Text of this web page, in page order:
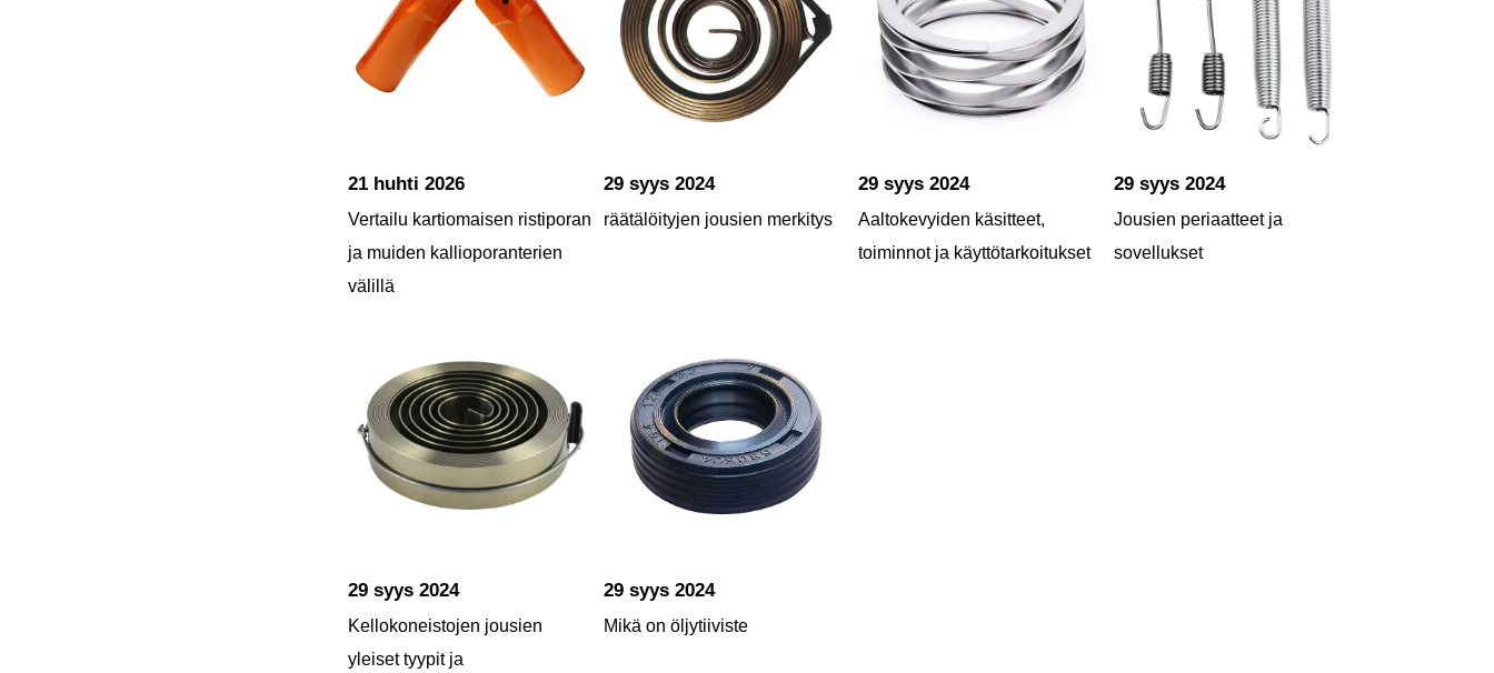
21 huhti 2026
Vertailu kartiomaisen ristiporan
ja muiden kallioporanterien
välillä
29 syys 2024
räätälöityjen jousien merkitys
29 syys 2024
Aaltokevyiden käsitteet,
toiminnot ja käyttötarkoitukset
29 syys 2024
Jousien periaatteet ja
sovellukset
29 syys 2024
Kellokoneistojen jousien
yleiset tyypit ja
29 syys 2024
Mikä on öljytiiviste